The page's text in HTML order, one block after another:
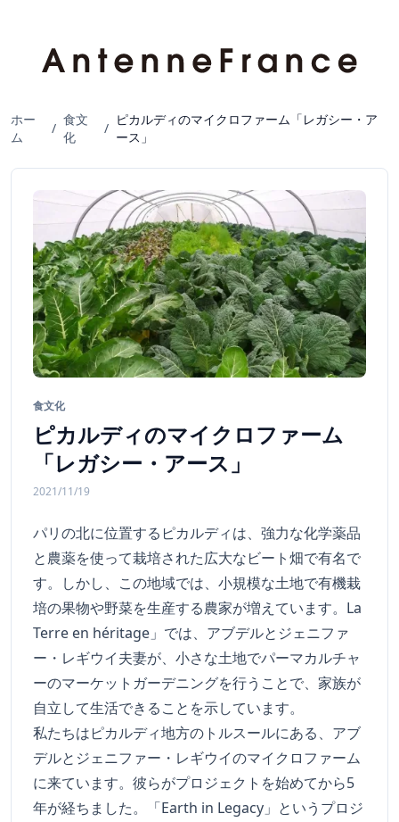
ホー
ム
/
食文
化
/
ピカルディのマイクロファーム「レガシー・ア
ース」
食文化
ピカルディのマイクロファーム
「レガシー・アース」
2021/11/19
パリの北に位置するピカルディは、強力な化学薬品
と農薬を使って栽培された広大なビート畑で有名で
す。しかし、この地域では、小規模な土地で有機栽
培の果物や野菜を生産する農家が増えています。La
Terre en héritage」では、アブデルとジェニファ
ー・レギウイ夫妻が、小さな土地でパーマカルチャ
ーのマーケットガーデニングを行うことで、家族が
自立して生活できることを示しています。
私たちはピカルディ地方のトルスールにある、アブ
デルとジェニファー・レギウイのマイクロファーム
に来ています。彼らがプロジェクトを始めてから5
年が経ちました。「Earth in Legacy」というプロジ